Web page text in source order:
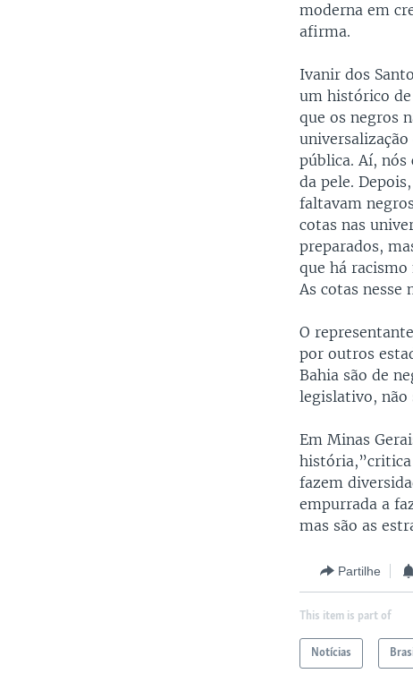
moderna em
afirma.
Ivanir dos
um histórico de
que os negros
pública. Aí, nós
da pele.
faltavam
cotas nas
preparados,
que há racismo
As cotas nesse
O
por outros
Bahia são de
legislativo, não
Em Minas
história,”critica
fazem
empurrada a
mas são as
Partilhe
This item is part of
Notícias